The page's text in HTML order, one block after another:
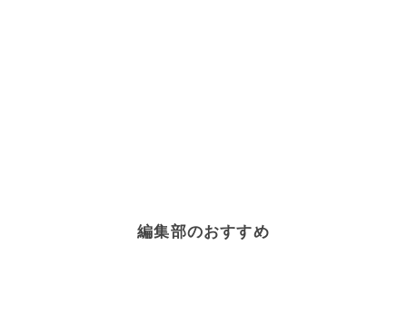
編集部のおすすめ